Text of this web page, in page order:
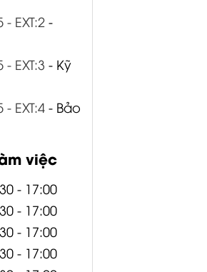
EXT:2 -
EXT:3 - Kỹ
EXT:4 - Bảo
việc
- 17:00
- 17:00
- 17:00
- 17:00